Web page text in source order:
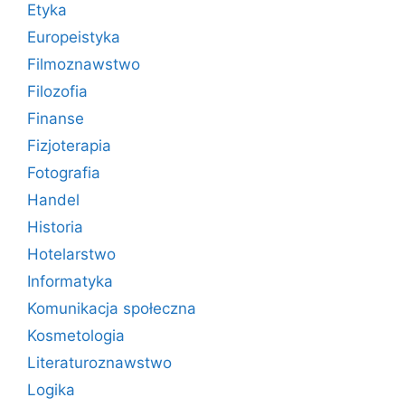
Etyka
Europeistyka
Filmoznawstwo
Filozofia
Finanse
Fizjoterapia
Fotografia
Handel
Historia
Hotelarstwo
Informatyka
Komunikacja społeczna
Kosmetologia
Literaturoznawstwo
Logika